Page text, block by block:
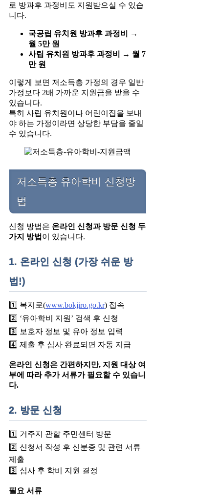
로 방과후 과정비도 지원받으실 수 있습
니다.
국공립 유치원 방과후 과정비 →
월 5만 원
사립 유치원 방과후 과정비 → 월 7
만 원
이렇게 보면 저소득층 가정의 경우 일반
가정보다 2배 가까운 지원금을 받을 수
있습니다.
특히 사립 유치원이나 어린이집을 보내
야 하는 가정이라면 상당한 부담을 줄일
수 있습니다.
저소득층 유아학비 신청방
법
신청 방법은 온라인 신청과 방문 신청 두
가지 방법 이 있습니다.
1. 온라인 신청 (가장 쉬운 방
법!)
1️⃣ 복지로(www.bokjiro.go.kr) 접속
2️⃣ ‘유아학비 지원’ 검색 후 신청
3️⃣ 보호자 정보 및 유아 정보 입력
4️⃣ 제출 후 심사 완료되면 자동 지급
온라인 신청은 간편하지만, 지원 대상 여
부에 따라 추가 서류가 필요할 수 있습니
다.
2. 방문 신청
1️⃣ 거주지 관할 주민센터 방문
2️⃣ 신청서 작성 후 신분증 및 관련 서류
제출
3️⃣ 심사 후 학비 지원 결정
필요 서류